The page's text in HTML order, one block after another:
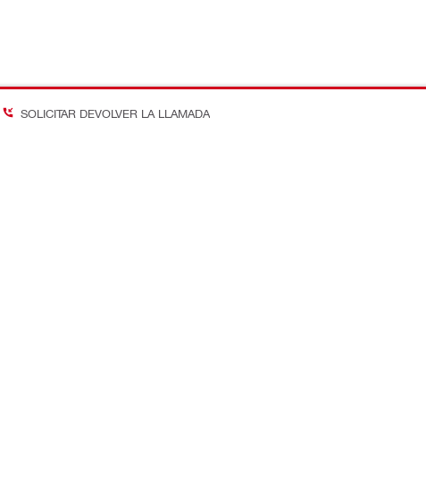
SOLICITAR DEVOLVER LA LLAMADA